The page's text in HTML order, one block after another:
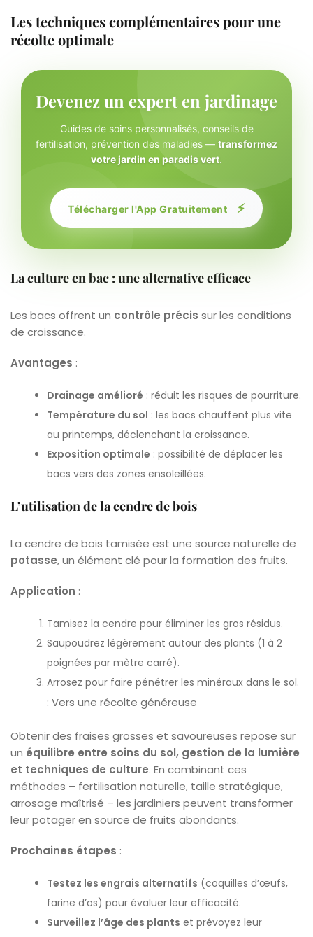
Les techniques complémentaires pour une
récolte optimale
Devenez un expert en jardinage
Guides de soins personnalisés, conseils de
fertilisation, prévention des maladies — transformez
votre jardin en paradis vert.
Télécharger l'App Gratuitement ⚡
La culture en bac : une alternative efficace
Les bacs offrent un contrôle précis sur les conditions
de croissance.
Avantages :
Drainage amélioré : réduit les risques de pourriture.
Température du sol : les bacs chauffent plus vite
au printemps, déclenchant la croissance.
Exposition optimale : possibilité de déplacer les
bacs vers des zones ensoleillées.
L’utilisation de la cendre de bois
La cendre de bois tamisée est une source naturelle de
potasse, un élément clé pour la formation des fruits.
Application :
Tamisez la cendre pour éliminer les gros résidus.
Saupoudrez légèrement autour des plants (1 à 2
poignées par mètre carré).
Arrosez pour faire pénétrer les minéraux dans le sol.
: Vers une récolte généreuse
Obtenir des fraises grosses et savoureuses repose sur
un équilibre entre soins du sol, gestion de la lumière
et techniques de culture. En combinant ces
méthodes – fertilisation naturelle, taille stratégique,
arrosage maîtrisé – les jardiniers peuvent transformer
leur potager en source de fruits abondants.
Prochaines étapes :
Testez les engrais alternatifs (coquilles d’œufs,
farine d’os) pour évaluer leur efficacité.
Surveillez l’âge des plants et prévoyez leur